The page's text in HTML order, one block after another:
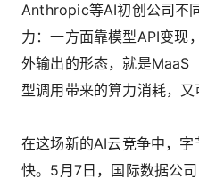
Anthropic等AI初创公司不
力：一方面靠模型API变现
外输出的形态，就是MaaS
型调用带来的算力消耗，又
在这场新的AI云竞争中，
快。5月7日，国际数据公